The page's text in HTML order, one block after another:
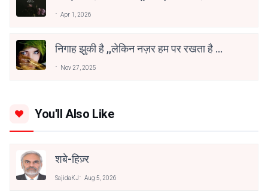
Apr 1, 2026
निगाह झुकी है ,,लेकिन नज़र हम पर रखता है ...
Nov 27, 2025
You'll Also Like
शबे-हिज़्र
SajidaKJ Aug 5, 2026